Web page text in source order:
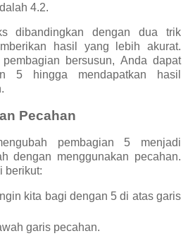
4.2.
dibandingkan dengan dua trik
hasil yang lebih akurat.
bersusun, Anda dapat
5 hingga mendapatkan hasil
Pecahan
pembagian 5 menjadi
dengan menggunakan pecahan.
berikut:
kita bagi dengan 5 di atas garis
garis pecahan.